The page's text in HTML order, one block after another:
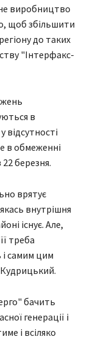
виробництво
щоб збільшити
до таких
"Інтерфакс-
в
відсутності
в обмеженні
березня.
врятує
внутрішня
існує. Але,
треба
самим цим
бачить
генерації і
і всіляко